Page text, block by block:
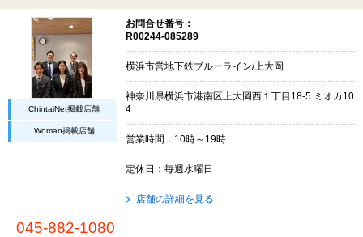
ChintaiNet掲載店舗
Woman掲載店舗
お問合せ番号：
R00244-085289
横浜市営地下鉄ブルーライン/上大岡
神奈川県横浜市港南区上大岡西１丁目18-5 ミオカ10
4
営業時間：10時～19時
定休日：毎週水曜日
店舗の詳細を見る
045-882-1080